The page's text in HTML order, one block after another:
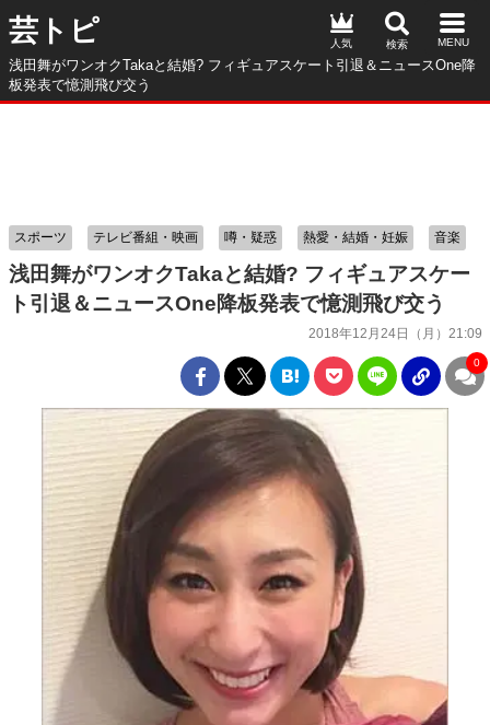
芸トピ
浅田舞がワンオクTakaと結婚? フィギュアスケート引退＆ニュースOne降
板発表で憶測飛び交う
人気
浅田舞がワンオクTakaと結婚? フィギュアスケー
ト引退＆ニュースOne降板発表で憶測飛び交う
2018年12月24日（月）21:09
スポーツ テレビ番組・映画 噂・疑惑 熱愛・結婚・妊娠 音楽
0